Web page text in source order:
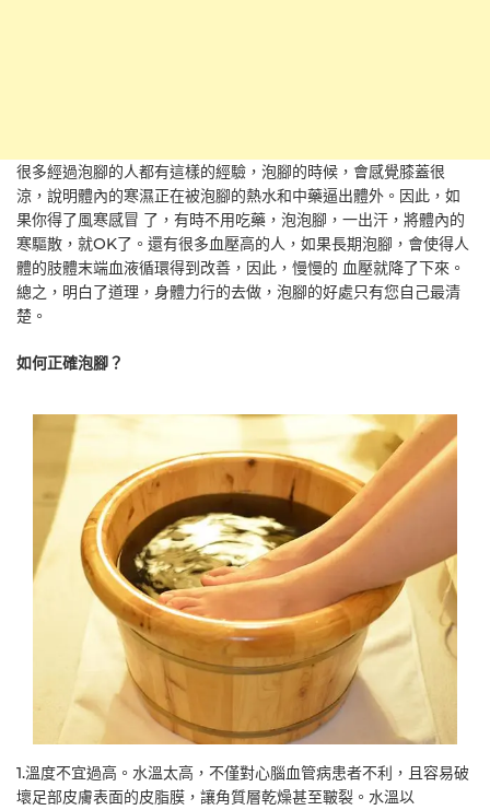
很多經過泡腳的人都有這樣的經驗，泡腳的時候，會感覺膝蓋很
涼，說明體內的寒濕正在被泡腳的熱水和中藥逼出體外。因此，如
果你得了風寒感冒 了，有時不用吃藥，泡泡腳，一出汗，將體內的
寒驅散，就OK了。還有很多血壓高的人，如果長期泡腳，會使得人
體的肢體末端血液循環得到改善，因此，慢慢的 血壓就降了下來。
總之，明白了道理，身體力行的去做，泡腳的好處只有您自己最清
楚。
如何正確泡腳？
1.溫度不宜過高。水溫太高，不僅對心腦血管病患者不利，且容易破
壞足部皮膚表面的皮脂膜，讓角質層乾燥甚至皸裂。水溫以